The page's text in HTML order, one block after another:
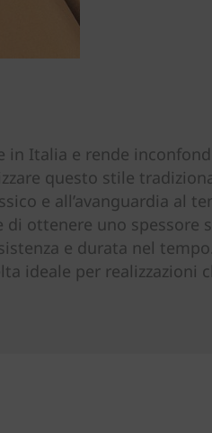
in Italia e rende
questo stile
e all’avanguardia al
di ottenere uno
e durata nel
ideale per realizzazioni